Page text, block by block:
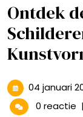
Ontdek
04 januari
0 reactie |